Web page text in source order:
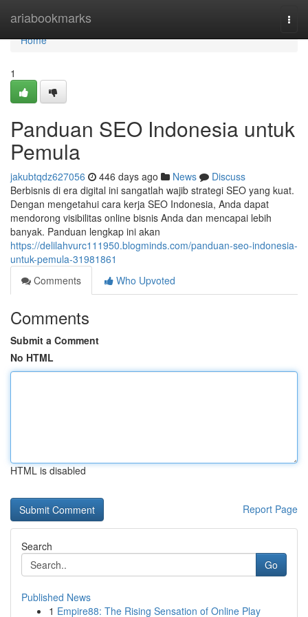
ariabookmarks
Home
Home
1
Panduan SEO Indonesia untuk
Pemula
jakubtqdz627056 446 days ago News
Discuss
Berbisnis di era digital ini sangatlah wajib strategi SEO yang kuat.
Dengan mengetahui cara kerja SEO Indonesia, Anda dapat
mendorong visibilitas online bisnis Anda dan mencapai lebih
banyak. Panduan lengkap ini akan
https://delilahvurc111950.blogminds.com/panduan-seo-indonesia-
untuk-pemula-31981861
Comments
Who Upvoted
Comments
Submit a Comment
No HTML
HTML is disabled
Report Page
Search
Go
Published News
1 Empire88: The Rising Sensation of Online Play